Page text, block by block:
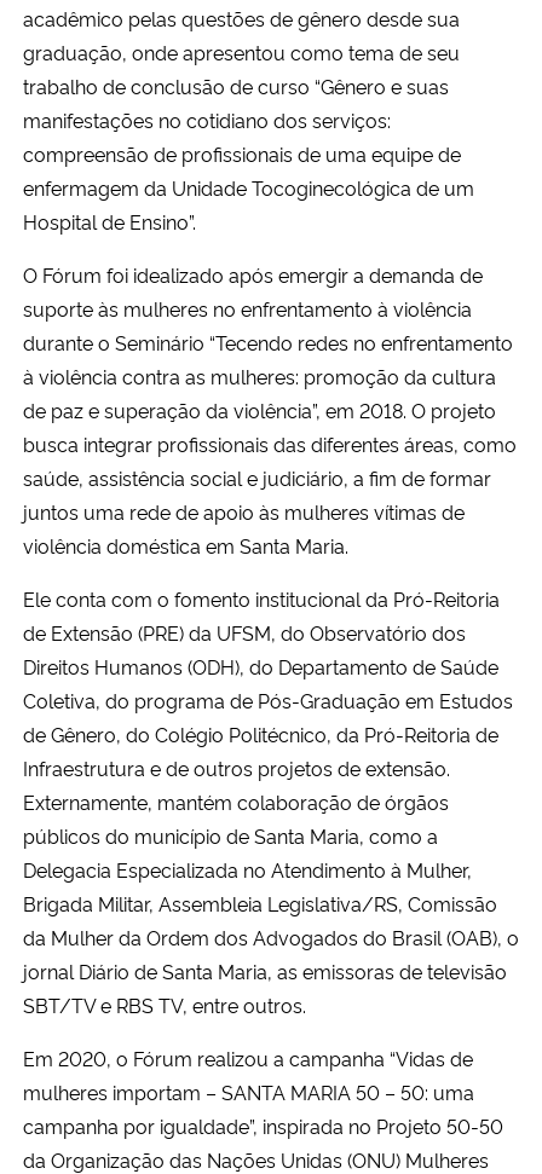
acadêmico pelas questões de gênero desde sua
graduação, onde apresentou como tema de seu
trabalho de conclusão de curso “Gênero e suas
manifestações no cotidiano dos serviços:
compreensão de profissionais de uma equipe de
enfermagem da Unidade Tocoginecológica de um
Hospital de Ensino”.
O Fórum foi idealizado após emergir a demanda de
suporte às mulheres no enfrentamento à violência
durante o Seminário “Tecendo redes no enfrentamento
à violência contra as mulheres: promoção da cultura
de paz e superação da violência”, em 2018. O projeto
busca integrar profissionais das diferentes áreas, como
saúde, assistência social e judiciário, a fim de formar
juntos uma rede de apoio às mulheres vítimas de
violência doméstica em Santa Maria.
Ele conta com o fomento institucional da Pró-Reitoria
de Extensão (PRE) da UFSM, do Observatório dos
Direitos Humanos (ODH), do Departamento de Saúde
Coletiva, do programa de Pós-Graduação em Estudos
de Gênero, do Colégio Politécnico, da Pró-Reitoria de
Infraestrutura e de outros projetos de extensão.
Externamente, mantém colaboração de órgãos
públicos do município de Santa Maria, como a
Delegacia Especializada no Atendimento à Mulher,
Brigada Militar, Assembleia Legislativa/RS, Comissão
da Mulher da Ordem dos Advogados do Brasil (OAB), o
jornal Diário de Santa Maria, as emissoras de televisão
SBT/TV e RBS TV, entre outros.
Em 2020, o Fórum realizou a campanha “Vidas de
mulheres importam – SANTA MARIA 50 – 50: uma
campanha por igualdade”, inspirada no Projeto 50-50
da Organização das Nações Unidas (ONU) Mulheres